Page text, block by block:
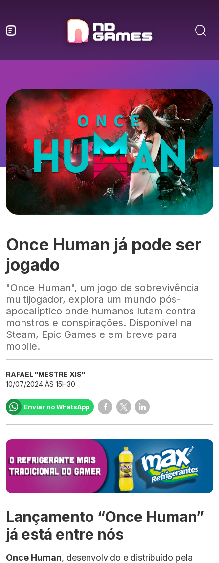
Once Human já pode ser
jogado
"Once Human", um jogo de sobrevivência
multijogador, explora um mundo pós-
apocalíptico onde humanos lutam contra
monstros e conspirações. Disponível na
Steam, Epic Games e em breve para
mobile.
RAFAEL "MESTRE XIS"
10/07/2024 ÀS 15H30
Enviar no WhatsApp
Lançamento “Once Human”
já está entre nós
Once Human, desenvolvido e distribuído pela